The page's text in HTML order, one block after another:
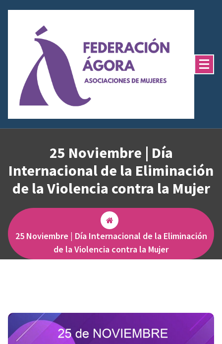
25 Noviembre | Día
Internacional de la Eliminación
de la Violencia contra la Mujer
25 Noviembre | Día Internacional de la Eliminación
de la Violencia contra la Mujer